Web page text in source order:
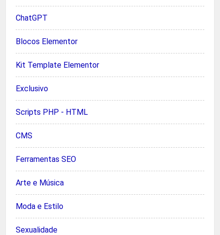
ChatGPT
Blocos Elementor
Kit Template Elementor
Exclusivo
Scripts PHP - HTML
CMS
Ferramentas SEO
Arte e Música
Moda e Estilo
Sexualidade